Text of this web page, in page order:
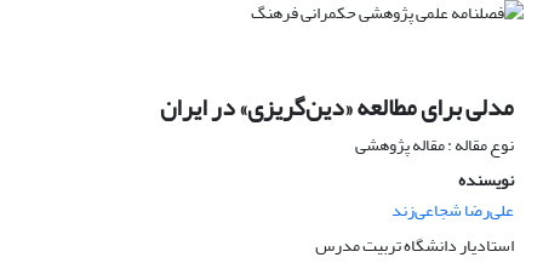
مدلی برای مطالعه «دین‌گریزی» در ایران
نوع مقاله : مقاله پژوهشی
نویسنده
علی‌رضا شجاعی‌زند
استادیار دانشگاه تربیت مدرس